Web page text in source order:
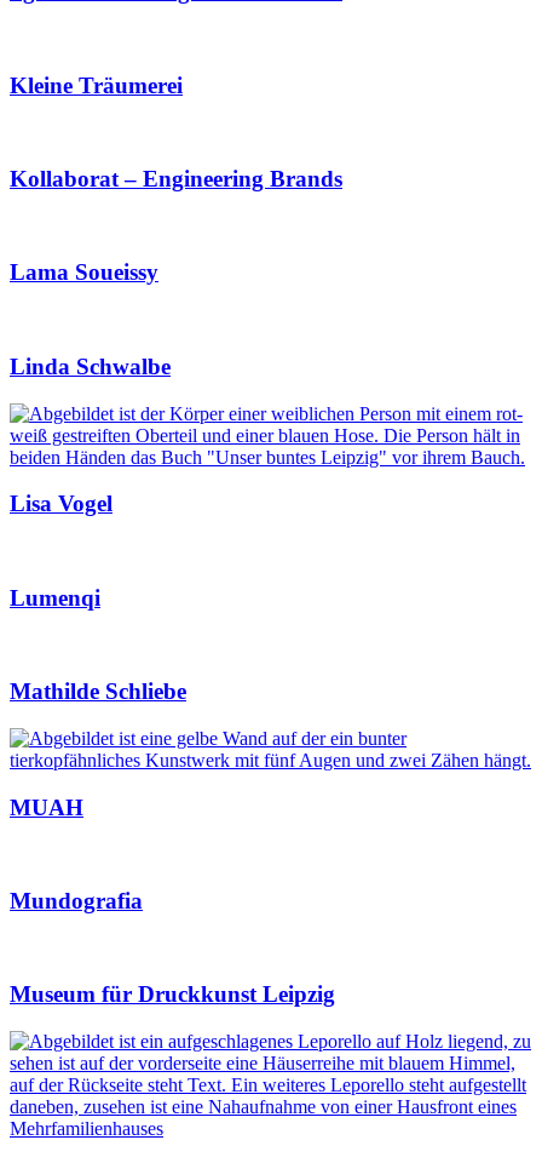
Kleine Träumerei
Kollaborat – Engineering Brands
Lama Soueissy
Linda Schwalbe
Lisa Vogel
Lumenqi
Mathilde Schliebe
MUAH
Mundografia
Museum für Druckkunst Leipzig